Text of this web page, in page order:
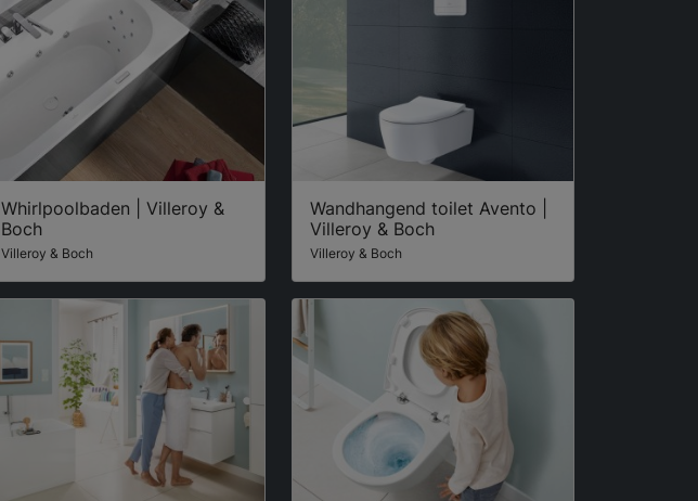
Whirlpoolbaden | Villeroy &
Boch
Villeroy & Boch
Wandhangend toilet Avento |
Villeroy & Boch
Villeroy & Boch